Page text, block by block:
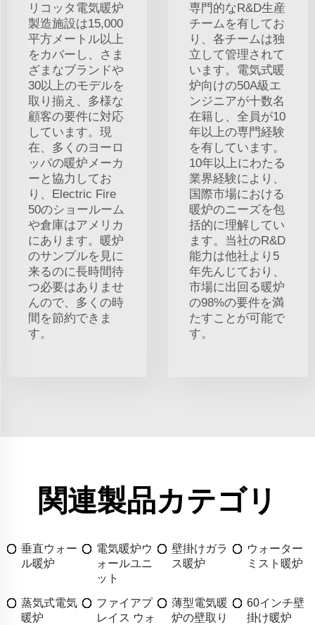
リコッタ電気暖炉
製造施設は15,000
平方メートル以上
をカバーし、さま
ざまなブランドや
30以上のモデルを
取り揃え、多様な
顧客の要件に対応
しています。現
在、多くのヨーロ
ッパの暖炉メーカ
ーと協力してお
り、Electric Fire
50のショールーム
や倉庫はアメリカ
にあります。暖炉
のサンプルを見に
来るのに長時間待
つ必要はありませ
んので、多くの時
間を節約できま
す。
専門的なR&D生産
チームを有してお
り、各チームは独
立して管理されて
います。電気式暖
炉向けの50A級エ
ンジニアが十数名
在籍し、全員が10
年以上の専門経験
を有しています。
10年以上にわたる
業界経験により、
国際市場における
暖炉のニーズを包
括的に理解してい
ます。当社のR&D
能力は他社より5
年先んじており、
市場に出回る暖炉
の98%の要件を満
たすことが可能で
す。
関連製品カテゴリ
垂直ウォー
ル暖炉
電気暖炉ウ
ォールユニ
ット
壁掛けガラ
ス暖炉
ウォーター
ミスト暖炉
蒸気式電気
暖炉
ファイアプ
レイス ウォ
薄型電気暖
炉の壁取り
60インチ壁
掛け暖炉